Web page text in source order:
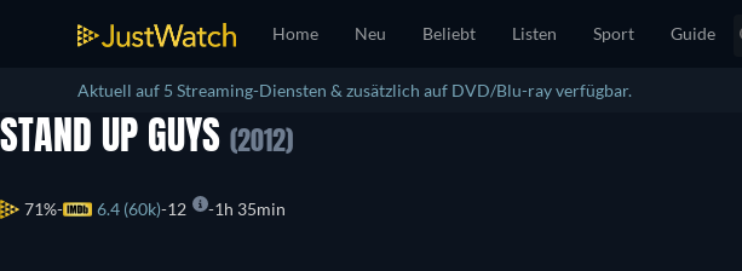
Home Neu Beliebt Listen Sport Guide
Aktuell auf 5 Streaming-Diensten & zusätzlich auf DVD/Blu-ray verfügbar.
STAND UP GUYS (2012)
71% 6.4 (60k) 12 1h 35min